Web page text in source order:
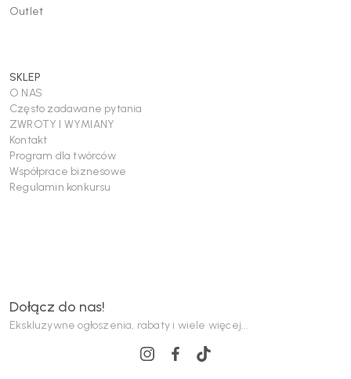
Outlet
SKLEP
O NAS
Często zadawane pytania
ZWROTY I WYMIANY
Kontakt
Program dla twórców
Współprace biznesowe
Regulamin konkursu
Dołącz do nas!
Ekskluzywne ogłoszenia, rabaty i wiele więcej...